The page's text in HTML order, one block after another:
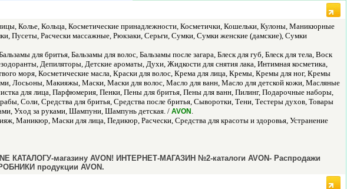
Колье, Кольца, Косметические принадлежности, Косметички, Кошельки, Кулоны, Маникюрные
Пусеты, Расчески массажные, Рюкзаки, Серьги, Сумки, Сумки женские (дамские), Сумки
для бритья, Бальзамы для волос, Бальзамы после загара, Блеск для губ, Блеск для тела, Воск
Депиляторы, Детские ароматы, Духи, Жидкости для снятия лака, Интимная косметика,
моря, Косметические масла, Краски для волос, Крема для лица, Кремы, Кремы для ног, Кремы
Лосьоны, Макияжы, Маски, Маски для волос, Масло для ванн, Масло для детской кожи, Масляные
для лица, Парфюмерия, Пенки, Пены для бритья, Пены для ванн, Пилинг, Подарочные наборы,
Соли, Средства для бритья, Средства после бритья, Сыворотки, Тени, Тестеры духов, Товары
Уход за руками, Шампуни, Шампунь детская. / AVON .
Маникюр, Маски для лица, Педикюр, Расчески, Средства для красоты и здоровья, Устранение
магазину AVON! ИНТЕРНЕТ-МАГАЗИН №2-каталоги AVON- Распродажи
продукции AVON.